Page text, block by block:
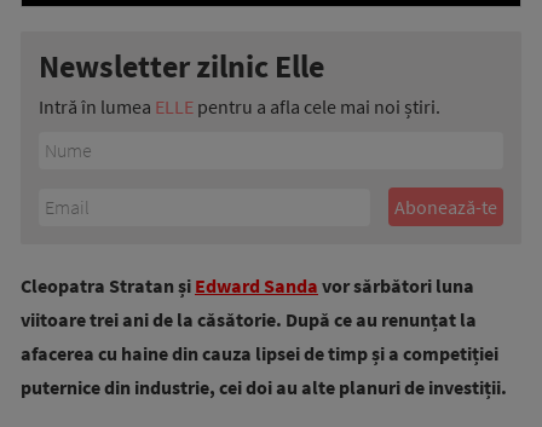
Newsletter zilnic Elle
Intră în lumea ELLE pentru a afla cele mai noi știri.
Cleopatra Stratan și Edward Sanda vor sărbători luna
viitoare trei ani de la căsătorie. După ce au renunțat la
afacerea cu haine din cauza lipsei de timp și a competiției
puternice din industrie, cei doi au alte planuri de investiții.